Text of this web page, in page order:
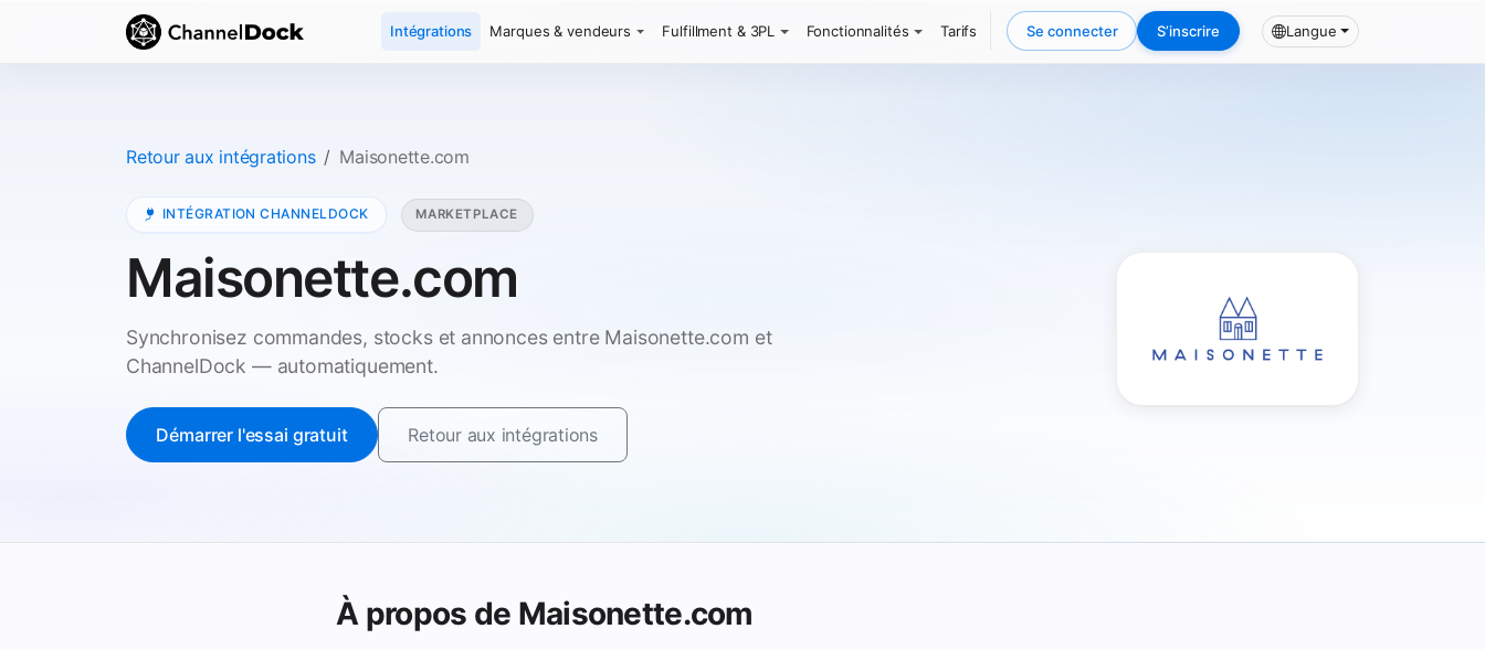
Intégrations Marques & vendeurs Fulfillment & 3PL Fonctionnalités Tarifs Se connecter S’inscrire Langue
Retour aux intégrations Maisonette.com
INTÉGRATION CHANNELDOCK MARKETPLACE
Maisonette.com
Synchronisez commandes, stocks et annonces entre Maisonette.com et
ChannelDock — automatiquement.
Démarrer l'essai gratuit Retour aux intégrations
À propos de Maisonette.com